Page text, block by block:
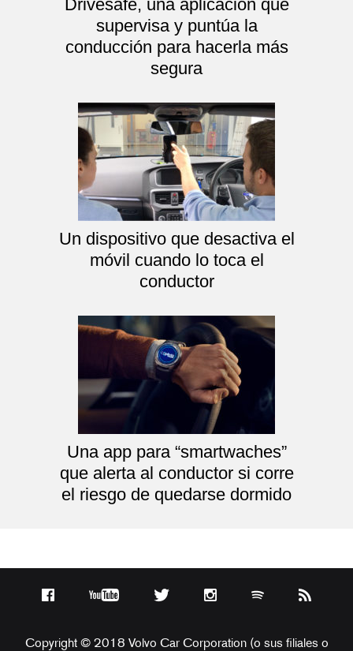
Drivesafe, una aplicación que
supervisa y puntúa la
conducción para hacerla más
segura
Un dispositivo que desactiva el
móvil cuando lo toca el
conductor
Una app para “smartwaches”
que alerta al conductor si corre
el riesgo de quedarse dormido
Copyright © 2018 Volvo Car Corporation (o sus filiales o